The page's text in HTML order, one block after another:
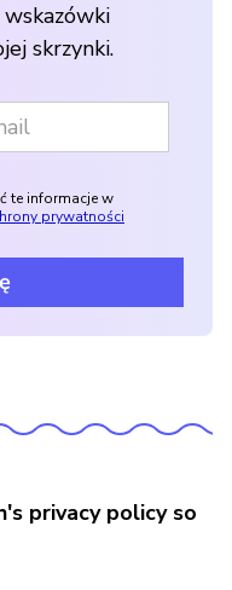
wskazówki
skrzynki.
te informacje w
prywatności
privacy policy so